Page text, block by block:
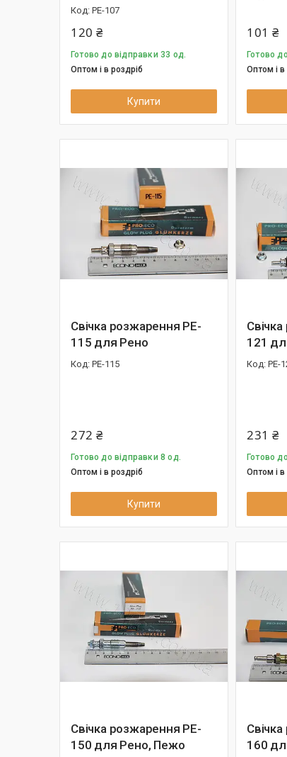
PE-107
120 ₴
Готово до відправки 33 од.
Оптом і в роздріб
Купити
101 ₴
Готово
Оптом і в
Свічка розжарення PE-
115 для Рено
PE-115
272 ₴
Готово до відправки 8 од.
Оптом і в роздріб
Купити
121
PE-
231 ₴
Готово
Оптом і в
Свічка розжарення PE-
150 для Рено, Пежо
160